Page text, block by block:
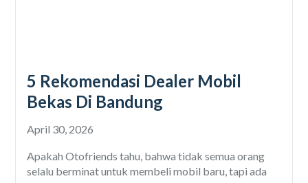
5 Rekomendasi Dealer Mobil
Bekas Di Bandung
April 30, 2026
Apakah Otofriends tahu, bahwa tidak semua orang
selalu berminat untuk membeli mobil baru, tapi ada